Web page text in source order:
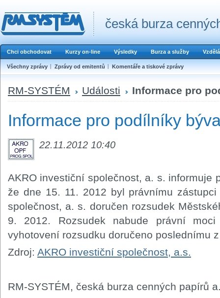
česká burza
Chci obchodovat Kurzy on-line Výsledky Burza a služby
Všechny zprávy Zprávy od emitentů Komentáře a tiskové zprávy
RM-SYSTÉM Události Informace pro
Informace pro podílníky
22.11.2012 10:40
AKRO investiční společnost, a. s. informuje
že dne 15. 11. 2012 byl právnímu
společnost, a. s. doručen rozsudek
9. 2012. Rozsudek nabude právní
vyhotovení rozsudku doručeno poslednímu
Zdroj: AKRO investiční společnost, a.s.
RM-SYSTÉM, česká burza cenných papírů